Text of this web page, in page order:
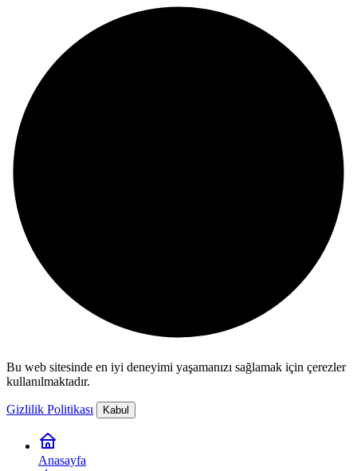
Bu web sitesinde en iyi deneyimi yaşamanızı sağlamak için çerezler
kullanılmaktadır.
Gizlilik Politikası Kabul
Anasayfa